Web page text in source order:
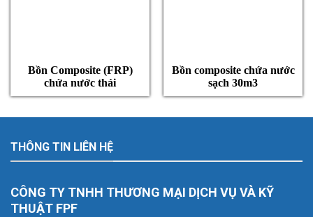
Bồn Composite (FRP)
chứa nước thải
Bồn composite chứa nước
sạch 30m3
THÔNG TIN LIÊN HỆ
CÔNG TY TNHH THƯƠNG MẠI DỊCH VỤ VÀ KỸ
THUẬT FPF